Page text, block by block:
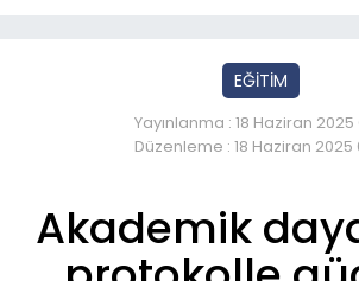
EĞİTİM
Yayınlanma : 18 Haziran 2025
Düzenleme : 18 Haziran 2025
Akademik